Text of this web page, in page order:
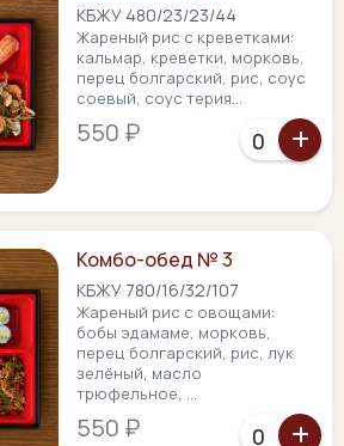
КБЖУ 480/23/23/44
Жареный рис с креветками:
кальмар, креветки, морковь,
перец болгарский, рис, соус
соевый, соус терия...
550 ₽
Комбо-обед № 3
КБЖУ 780/16/32/107
Жареный рис с овощами:
бобы эдамаме, морковь,
перец болгарский, рис, лук
зелёный, масло
трюфельное, ...
550 ₽